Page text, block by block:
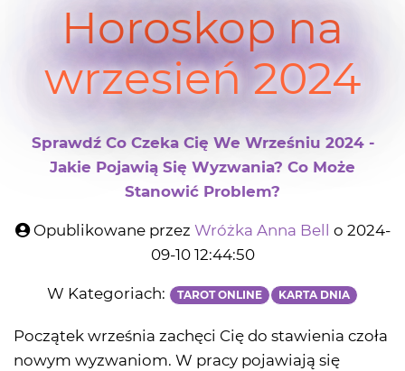
Horoskop na
wrzesień 2024
Sprawdź Co Czeka Cię We Wrześniu 2024 -
Jakie Pojawią Się Wyzwania? Co Może
Stanowić Problem?
Opublikowane przez Wróżka Anna Bell
o 2024-
09-10 12:44:50
W Kategoriach: TAROT ONLINE KARTA DNIA
Początek września zachęci Cię do stawienia czoła
nowym wyzwaniom. W pracy pojawiają się